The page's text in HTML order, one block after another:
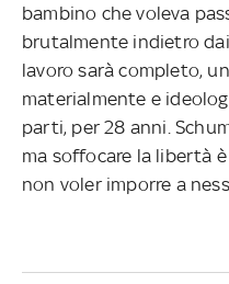
bambino che voleva
brutalmente indietro
lavoro sarà completo,
materialmente e
parti, per 28 anni.
ma soffocare la libertà
non voler imporre a